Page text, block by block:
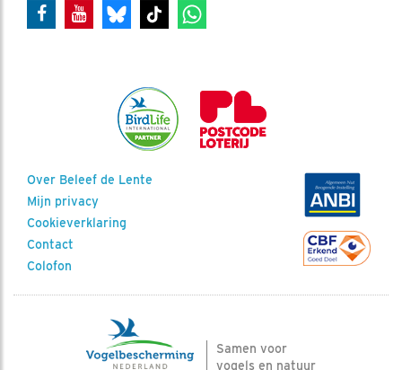
Over Beleef de Lente
Mijn privacy
Cookieverklaring
Contact
Colofon
Samen voor
vogels en natuur